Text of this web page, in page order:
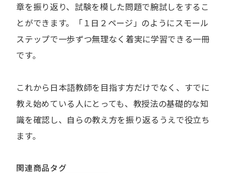
章を振り返り、試験を模した問題で腕試しをするこ
とができます。「１日２ページ」のようにスモール
ステップで一歩ずつ無理なく着実に学習できる一冊
です。
これから日本語教師を目指す方だけでなく、すでに
教え始めている人にとっても、教授法の基礎的な知
識を確認し、自らの教え方を振り返るうえで役立ち
ます。
関連商品タグ